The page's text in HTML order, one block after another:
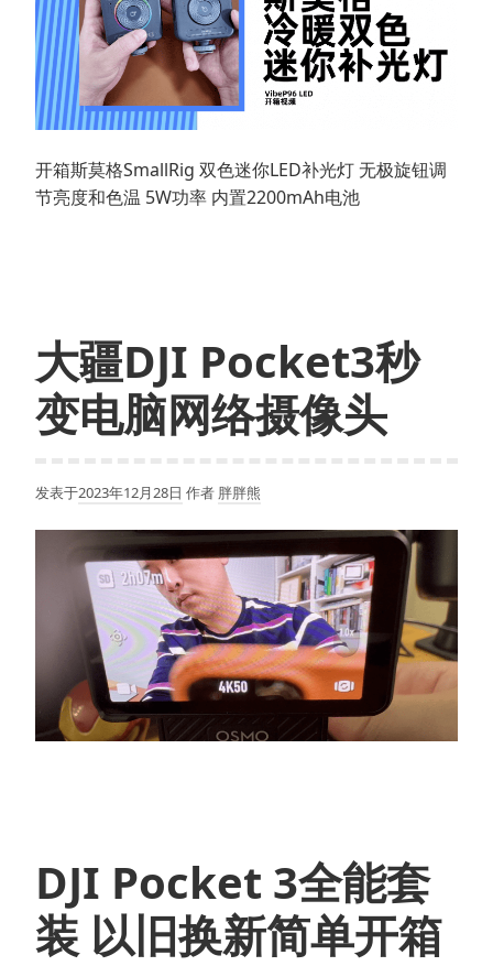
开箱斯莫格SmallRig 双色迷你LED补光灯 无极旋钮调
节亮度和色温 5W功率 内置2200mAh电池
大疆DJI Pocket3秒
变电脑网络摄像头
发表于2023年12月28日 作者 胖胖熊
DJI Pocket 3全能套
装 以旧换新简单开箱